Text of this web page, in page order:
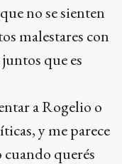
no se sienten
malestares con
que es
a Rogelio o
y me parece
querés